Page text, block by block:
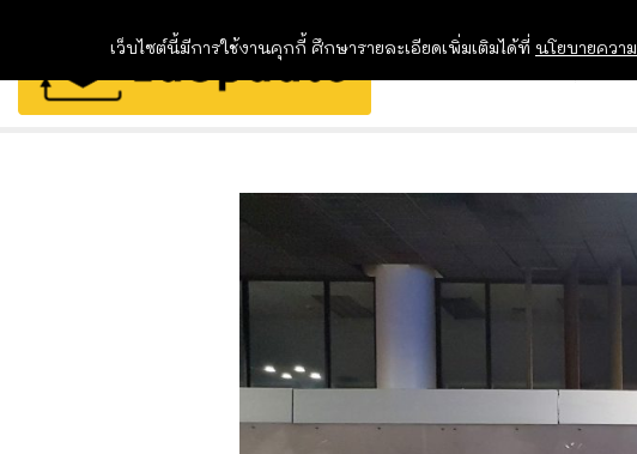
เว็บไซต์นี้มีการใช้งานคุกกี้ ศึกษารายละเอียดเพิ่มเติมได้ที่ นโยบายควา